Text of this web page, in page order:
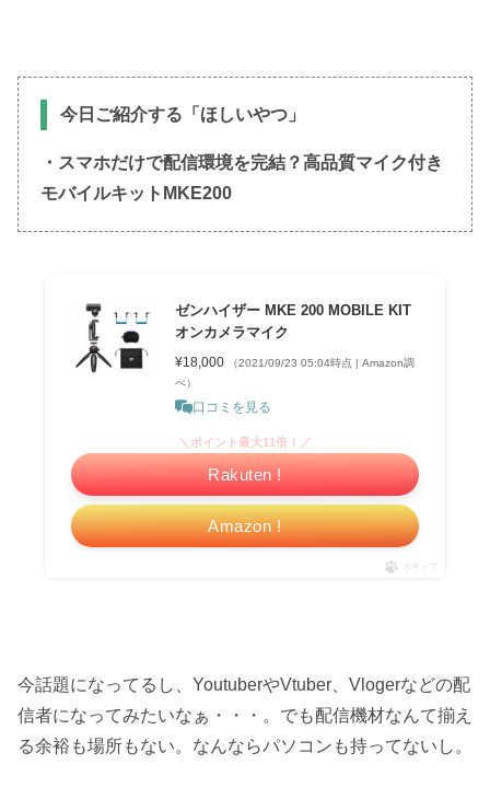
今日ご紹介する「ほしいやつ」
・スマホだけで配信環境を完結？高品質マイク付き
モバイルキットMKE200
ゼンハイザー MKE 200 MOBILE KIT
オンカメラマイク
¥18,000
（2021/09/23 05:04時点 | Amazon調
べ）
口コミを見る
Amazon !
＼ポイント最大11倍！／
Rakuten !
ポチップ
今話題になってるし、YoutuberやVtuber、Vlogerなどの配
信者になってみたいなぁ・・・。でも配信機材なんて揃え
る余裕も場所もない。なんならパソコンも持ってないし。